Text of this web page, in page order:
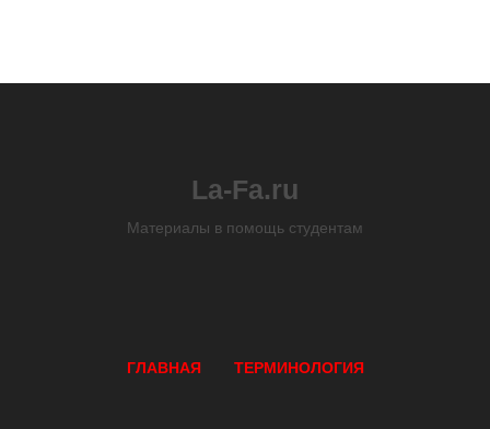
La-Fa.ru
Материалы в помощь студентам
ГЛАВНАЯ ТЕРМИНОЛОГИЯ